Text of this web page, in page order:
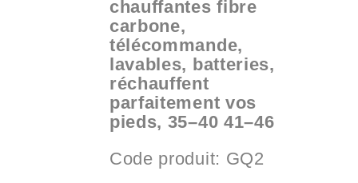
chauffantes fibre
carbone,
télécommande,
lavables, batteries,
réchauffent
parfaitement vos
pieds, 35–40 41–46
Code produit: GQ2